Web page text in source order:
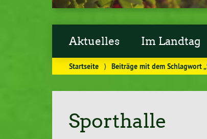
Aktuelles Im Landtag
Startseite ⟩ Beiträge mit dem Schlagwort
Sporthalle